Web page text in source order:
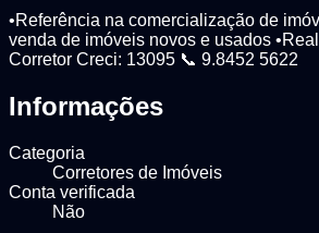
•Referência na comercialização de
venda de imóveis novos e usados
Corretor Creci: 13095 📞 9.8452 5622
Informações
Categoria
Corretores de Imóveis
Conta verificada
Não